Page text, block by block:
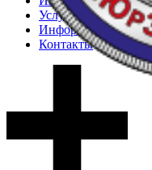
Услуги
Информация
Контакты